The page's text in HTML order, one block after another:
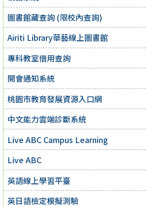
圖書館藏查詢 (限校內查詢)
Airiti Library華藝線上圖書館
專科教室借用查詢
開會通知系統
桃園市教育發展資源入口網
中文能力雲端診斷系統
Live ABC Campus Learning
Live ABC
英語線上學習平臺
英日語檢定模擬測驗